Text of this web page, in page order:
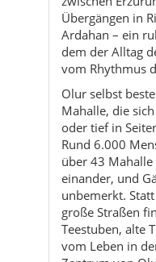
Olur selbst
Mahalle, die sich
oder tief in
Rund 6.000
über 43 Mahalle
einander, und
unbemerkt.
große Straßen
Teestuben, alte
vom Leben in
Zentrum von
schnellen Çay,
und fährt dann
Streusiedlungen
bewusst